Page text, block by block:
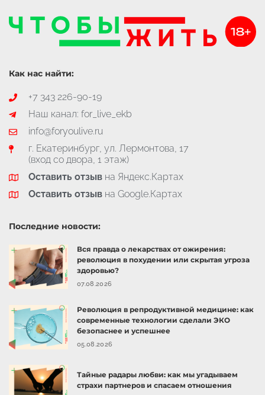
Как нас найти:
+7 343 226-90-19
Наш канал: for_live_ekb
info@foryoulive.ru
г. Екатеринбург, ул. Лермонтова, 17
(вход со двора, 1 этаж)
Оставить отзывна Яндекс.Картах
Оставить отзывна Google.Картах
Последние новости:
Вся правда о лекарствах от ожирения:
революция в похудении или скрытая угроза
здоровью?
07.08.2026
Революция в репродуктивной медицине: как
современные технологии сделали ЭКО
безопаснее и успешнее
05.08.2026
Тайные радары любви: как мы угадываем
страхи партнеров и спасаем отношения